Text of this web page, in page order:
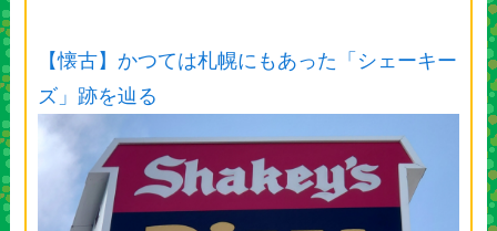
【懐古】かつては札幌にもあった「シェーキー
ズ」跡を辿る